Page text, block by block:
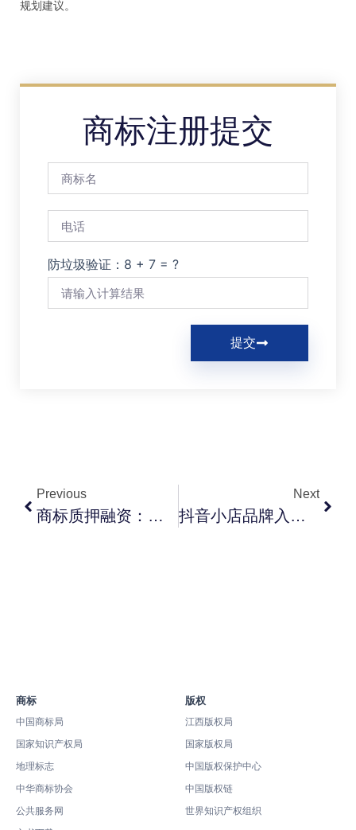
规划建议。
商标注册提交
防垃圾验证：8 + 7 = ?
提交
Previous
商标质押融资：南昌可办银行清单与评估方法
Next
抖音小店品牌入驻的商标准备清单与申请时间规划
商标
中国商标局
国家知识产权局
地理标志
中华商标协会
公共服务网
版权
江西版权局
国家版权局
中国版权保护中心
中国版权链
世界知识产权组织